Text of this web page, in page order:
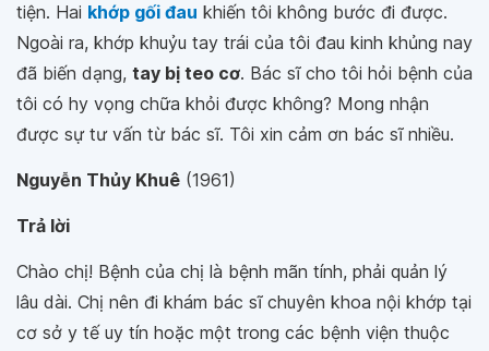
tiện. Hai khớp gối đau khiến tôi không bước đi được.
Ngoài ra, khớp khuỷu tay trái của tôi đau kinh khủng nay
đã biến dạng, tay bị teo cơ. Bác sĩ cho tôi hỏi bệnh của
tôi có hy vọng chữa khỏi được không? Mong nhận
được sự tư vấn từ bác sĩ. Tôi xin cảm ơn bác sĩ nhiều.
Nguyễn Thủy Khuê (1961)
Trả lời
Chào chị! Bệnh của chị là bệnh mãn tính, phải quản lý
lâu dài. Chị nên đi khám bác sĩ chuyên khoa nội khớp tại
cơ sở y tế uy tín hoặc một trong các bệnh viện thuộc